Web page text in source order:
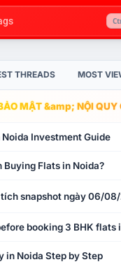
THREADS MOST
MẬT &amp; NỘI
Investment Guide
Buying Flats in Noida?
tích snapshot ngày 06/
booking 3 BHK flats
in Noida Step by Step